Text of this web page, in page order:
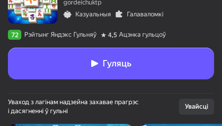
gordeichuktp
Казуальныя
Галаваломкі
72 Рэйтынг Яндэкс Гульняў 4,5 Ацэнка гульцоў
Гуляць
Уваход з лагінам надзейна захавае прагрэс
і дасягненні ў гульні
Увайсці